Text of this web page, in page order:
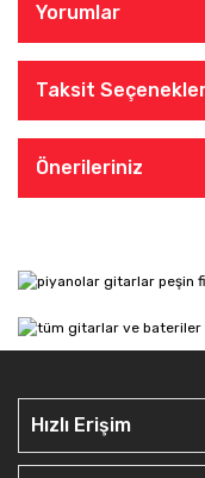
Yorumlar
Taksit
Önerileriniz
Hızlı Erişim